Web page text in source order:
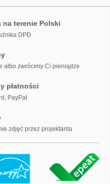
na terenie Polski
DPD
albo zwrócimy Ci pieniądze
płatności
PayPal
zdjęć przez projektanta